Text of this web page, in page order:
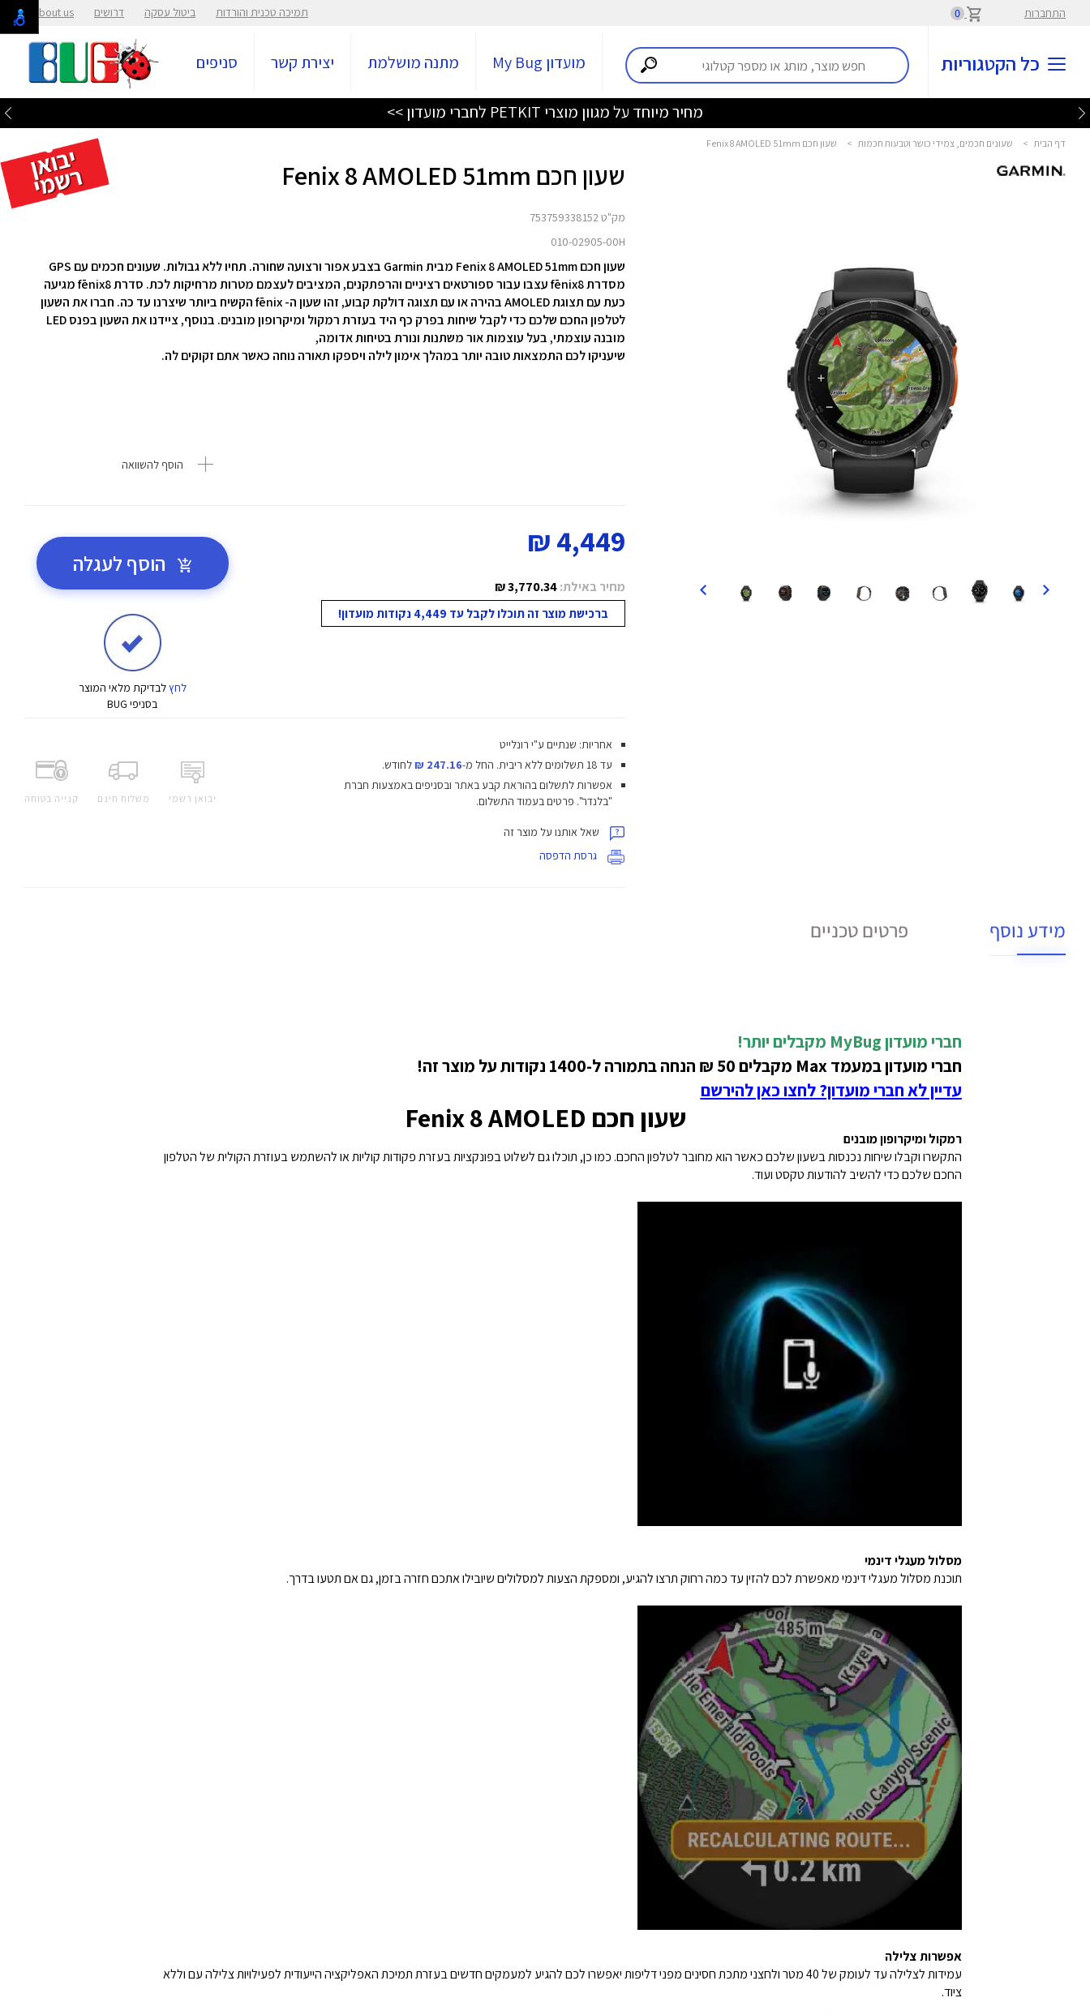
התחברות 0 תמיכה טכנית והורדות ביטול עסקה דרושים About us
כל הקטגוריות מועדון My Bug מתנה מושלמת יצירת קשר סניפים
מחיר מיוחד על מגוון מוצרי PETKIT לחברי מועדון >>
דף הבית > שעונים חכמים, צמידי כושר וטבעות חכמות > שעון חכם Fenix 8 AMOLED 51mm
שעון חכם Fenix 8 AMOLED 51mm
מק"ט 753759338152
010-02905-00H
שעון חכם Fenix 8 AMOLED 51mm מבית Garmin בצבע אפור ורצועה שחורה. תחיו ללא גבולות. שעונים חכמים עם GPS
מסדרת fēnix8 עצבו עבור ספורטאים רציניים והרפתקנים, המציבים לעצמם מטרות מרחיקות לכת. סדרת fēnix8 מגיעה
כעת עם תצוגת AMOLED בהירה או עם תצוגה דולקת קבוע, זהו שעון ה- fēnix הקשיח ביותר שיצרנו עד כה. חברו את השעון
לטלפון החכם שלכם כדי לקבל שיחות בפרק כף היד בעזרת רמקול ומיקרופון מובנים. בנוסף, ציידנו את השעון בפנס LED
מובנה עוצמתי, בעל עוצמות אור משתנות ונורת בטיחות אדומה,
שיעניקו לכם התמצאות טובה יותר במהלך אימון לילה ויספקו תאורה נוחה כאשר אתם זקוקים לה.
הוסף להשוואה
4,449 ₪
מחיר באילת:3,770.34 ₪
ברכישת מוצר זה תוכלו לקבל עד 4,449 נקודות מועדון!
הוסף לעגלה
לחץלבדיקת מלאי המוצר
בסניפי BUG
יבואן רשמי משלוח חינם קנייה בטוחה
אחריות: שנתיים ע"י רונלייט
עד 18 תשלומים ללא ריבית.
החל מ-247.16 ₪
לחודש.
אפשרות לתשלום בהוראת קבע באתר ובסניפים באמצעות חברת
"בלנדר". פרטים בעמוד התשלום.
שאל אותנו על מוצר זה
גרסת הדפסה
מידע נוסף פרטים טכניים
חברי מועדון MyBug
מקבלים יותר!
חברי מועדון במעמד Max מקבלים 50 ₪ הנחה בתמורה ל-1400 נקודות על מוצר זה!
עדיין לא חברי מועדון? לחצו כאן להירשם
שעון חכם Fenix 8 AMOLED
רמקול ומיקרופון מובנים
התקשרו וקבלו שיחות נכנסות בשעון שלכם כאשר הוא מחובר לטלפון החכם. כמו כן, תוכלו גם לשלוט בפונקציות בעזרת פקודות קוליות או להשתמש בעוזרת הקולית של הטלפון
החכם שלכם כדי להשיב להודעות טקסט ועוד.
מסלול מעגלי דינמי
תוכנת מסלול מעגלי דינמי מאפשרת לכם להזין עד כמה רחוק תרצו להגיע, ומספקת הצעות למסלולים שיובילו אתכם חזרה בזמן, גם אם תטעו בדרך.
אפשרות צלילה
עמידות לצלילה עד לעומק של 40 מטר ולחצני מתכת חסינים מפני דליפות יאפשרו לכם להגיע למעמקים חדשים בעזרת תמיכת האפליקציה הייעודית לפעילויות צלילה עם וללא
ציוד.